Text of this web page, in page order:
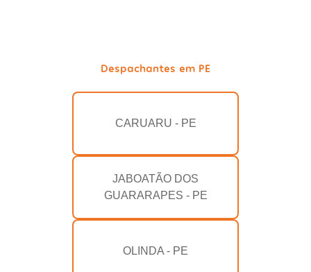
Despachantes em PE
CARUARU - PE
JABOATÃO DOS
GUARARAPES - PE
OLINDA - PE